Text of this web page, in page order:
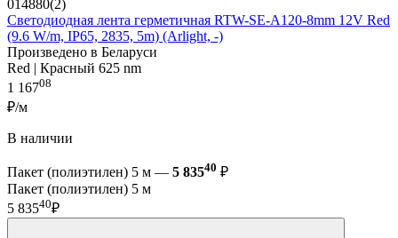
014880(2)
Светодиодная лента герметичная RTW-SE-A120-8mm 12V Red
(9.6 W/m, IP65, 2835, 5m) (Arlight, -)
Произведено в Беларуси
Red | Красный 625 nm
1 16708
₽/м
В наличии
Пакет (полиэтилен) 5 м — 5 83540 ₽
Пакет (полиэтилен) 5 м
5 83540₽